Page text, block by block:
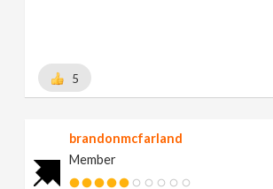
5
brandonmcfarland
Member